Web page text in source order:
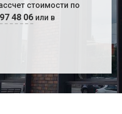
стоимости по
48 06или в